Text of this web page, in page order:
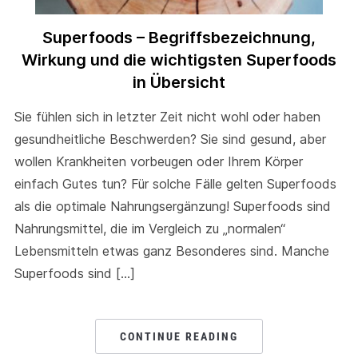
Superfoods – Begriffsbezeichnung,
Wirkung und die wichtigsten Superfoods
in Übersicht
Sie fühlen sich in letzter Zeit nicht wohl oder haben
gesundheitliche Beschwerden? Sie sind gesund, aber
wollen Krankheiten vorbeugen oder Ihrem Körper
einfach Gutes tun? Für solche Fälle gelten Superfoods
als die optimale Nahrungsergänzung! Superfoods sind
Nahrungsmittel, die im Vergleich zu „normalen“
Lebensmitteln etwas ganz Besonderes sind. Manche
Superfoods sind […]
CONTINUE READING